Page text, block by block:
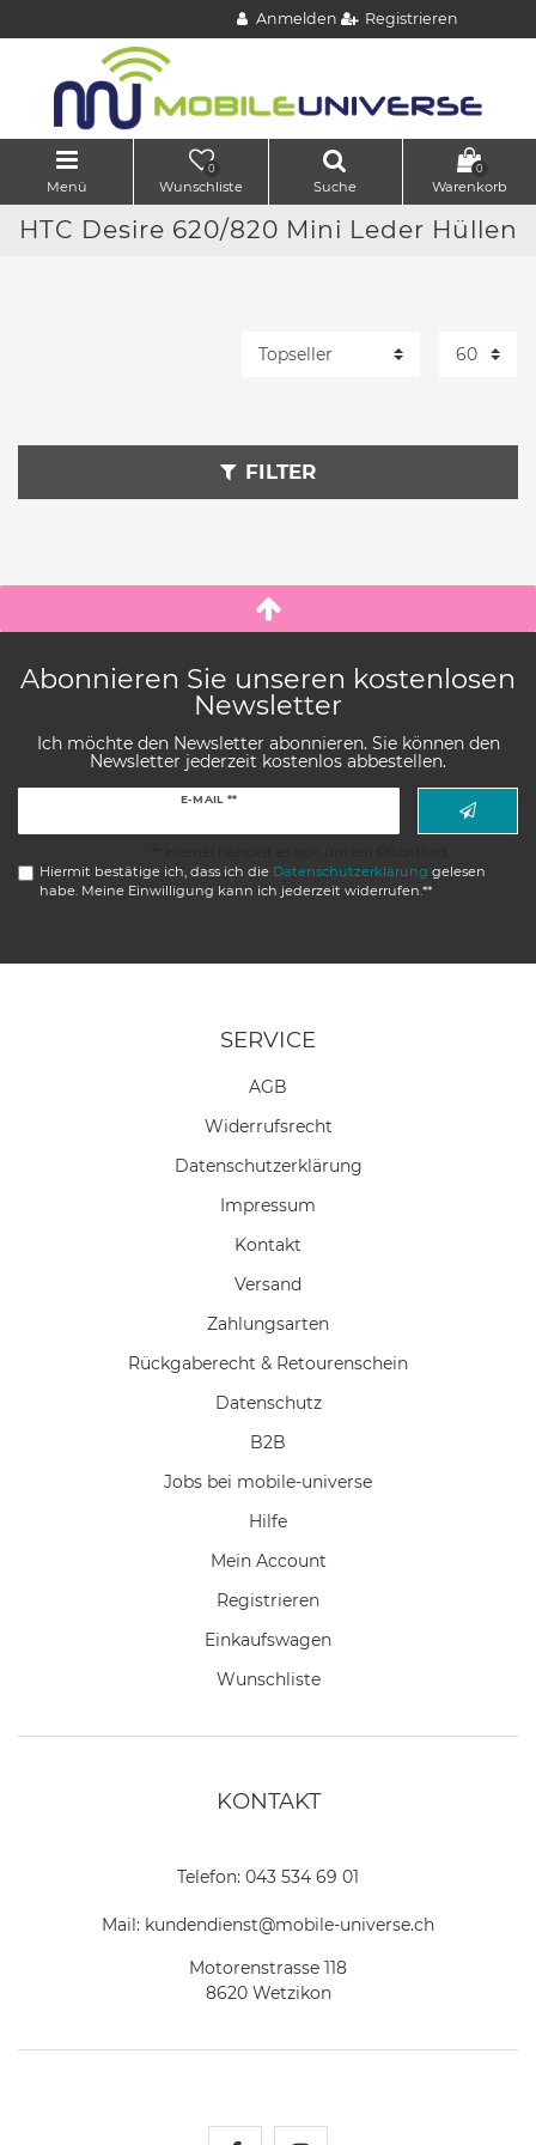
Anmelden Registrieren
Menü
0
Wunschliste Suche
0
Warenkorb
HTC Desire 620/820 Mini Leder Hüllen
FILTER
Abonnieren Sie unseren kostenlosen
Newsletter
Ich möchte den Newsletter abonnieren. Sie können den
Newsletter jederzeit kostenlos abbestellen.
E-MAIL **
Hiermit bestätige ich, dass ich die Daten­schutz­erklärung gelesen
habe. Meine Einwilligung kann ich jederzeit widerrufen.**
SERVICE
AGB
Widerrufs­recht
Daten­schutz­erklärung
Impressum
Kontakt
Versand
Zahlungsarten
Rückgaberecht & Retourenschein
Datenschutz
B2B
Jobs bei mobile-universe
Hilfe
Mein Account
Registrieren
Einkaufswagen
Wunschliste
KONTAKT
Telefon: 043 534 69 01
Mail: kundendienst@mobile-universe.ch
Motorenstrasse 118
8620 Wetzikon